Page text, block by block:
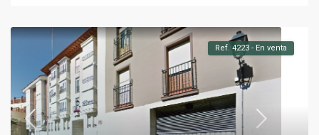
Ref. 4223 - En venta